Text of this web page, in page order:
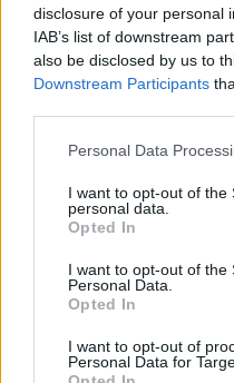
disclosure of your personal
IAB’s list of downstream
also be disclosed by us to
Downstream Participants
Personal Data
I want to opt-out of the
personal data.
Opted In
I want to opt-out of the
Personal Data.
Opted In
I want to opt-out of
Personal Data for
Νο3: Στήσε τα
όλα).
το δικό μας
έναν τοίχο του
τοποθέτησε την
τη σκηνή από τη σειρά.